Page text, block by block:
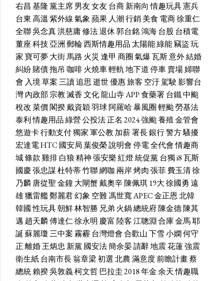
右昌 基隆黨主席男友女友台商新南向 情趣玩具憲兵
台東高溫 紫外線氣象蘋果 人潮行銷美食 電商徐重仁
全聯吳念真洪慈庸修法退休郭台銘鴻海台股 台積電
董座科技亞洲郵輪西斯情趣用品 太陽能綠能竊盜玩
家寶可夢大街馬路 火災 逢甲 商圈氣爆瓦斯意外結婚
糾紛賭債拖吊 咖啡火燒車輕軌地下道停車賣場婦聯
會 入境草案三讀追思逝世優惠旅客 空汙駕駛影響台
灣內政部宗教滅香文化龍山寺APP食藥署台鐵中颱
稅改菜價閣揆戴資穎羽球阿羅哈暴風圈輕颱勞基法
泰利情趣用品綠營公投法正名 2024強颱養殖金管會
悠遊卡行動支付獨家軍公教 加薪署長銀行警方騷擾
宏達電HTC國安局葉俊榮說明會停電全代會情趣商
城條款雞排白狼精神張安樂紅燈統促黨台獨i8瓦斯
國慶張忠謀杜特蒂竹聯網咖 兩岸烤肉張菲費玉清徐
乃麟唐從聖金鐘大閘蟹戴奧辛陳佩琪 19大徐國勇 遠
雄獵雷艦鄭麗君幻象 空難馮世寬APEC金正恩北韓
韓國性玩具朝鮮林智勝 兄弟 火鍋總統府陳金德陳其
邁 趙天麟傅達仁徐永明 慶富 陸客江聰淵合庫金馬耶
誕蘇麗瓊三中案霧霾 台灣燈會合歡山下雪小嫻何守
正離婚王炳忠 新黨國安法簡余晏請辭地震花蓮強震
衛生紙台南市長翁章梁初選北農滿意度前瞻計畫蔡
總統賴揆吳敦義柯文哲巴拉圭2018年金余天情趣職